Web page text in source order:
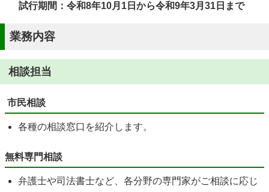
試行期間：令和8年10月1日から令和9年3月31日まで
業務内容
相談担当
市民相談
各種の相談窓口を紹介します。
無料専門相談
弁護士や司法書士など、各分野の専門家がご相談に応じ